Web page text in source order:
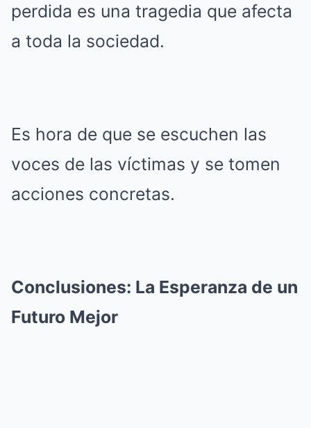
perdida es una tragedia que afecta
a toda la sociedad.
Es hora de que se escuchen las
voces de las víctimas y se tomen
acciones concretas.
Conclusiones: La Esperanza de un
Futuro Mejor